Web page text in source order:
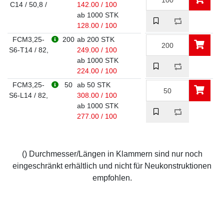
C14 / 50,8 /
142.00 / 100
ab 1000 STK
128.00 / 100
FCM3,25-
S6-T14 / 82,
200 ab 200 STK
249.00 / 100
ab 1000 STK
224.00 / 100
FCM3,25-
S6-L14 / 82,
50 ab 50 STK
308.00 / 100
ab 1000 STK
277.00 / 100
() Durchmesser/Längen in Klammern sind nur noch
eingeschränkt erhältlich und nicht für Neukonstruktionen
empfohlen.